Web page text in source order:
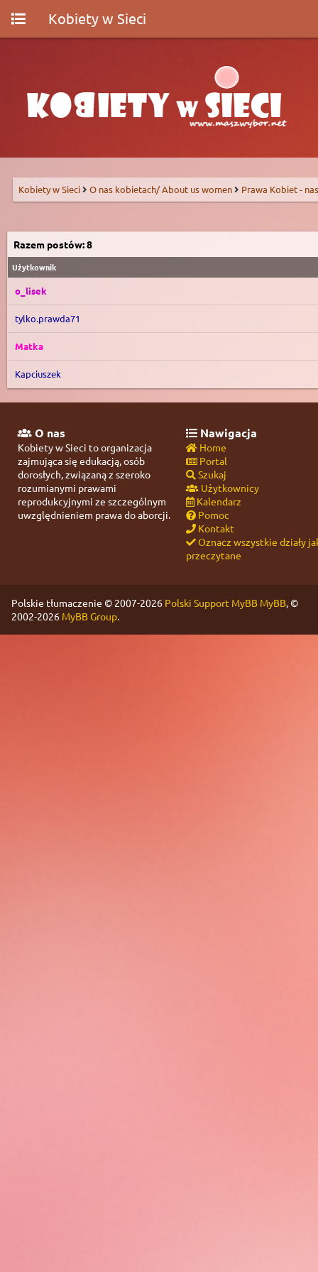
Kobiety w Sieci
Kobiety w Sieci O nas kobietach/ About us women Prawa Kobiet -
Razem postów: 8
Użytkownik
o_lisek
tylko.prawda71
Matka
Kapciuszek
O nas
Kobiety w Sieci to organizacja
zajmująca się edukacją, osób
dorosłych, związaną z szeroko
rozumianymi prawami
reprodukcyjnymi ze szczególnym
uwzględnieniem prawa do aborcji.
Nawigacja
Home
Portal
Szukaj
Użytkownicy
Kalendarz
Pomoc
Kontakt
Oznacz wszystkie działy
przeczytane
Polskie tłumaczenie © 2007-2026 Polski Support MyBB MyBB, ©
2002-2026 MyBB Group.